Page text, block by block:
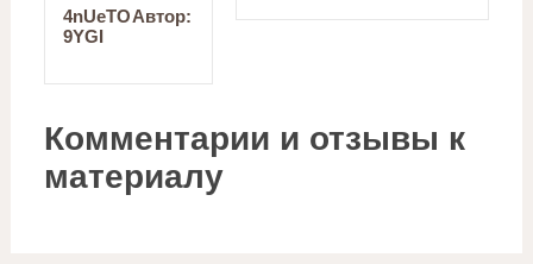
Автор:
4nUeTO
9YGI
Комментарии и отзывы к
материалу